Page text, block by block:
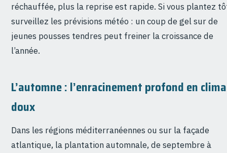
réchauffée, plus la reprise est rapide. Si vous plantez
surveillez les prévisions météo : un coup de gel sur de
jeunes pousses tendres peut freiner la croissance de
l’année.
L’automne : l’enracinement profond en
doux
Dans les régions méditerranéennes ou sur la façade
atlantique, la plantation automnale, de septembre à